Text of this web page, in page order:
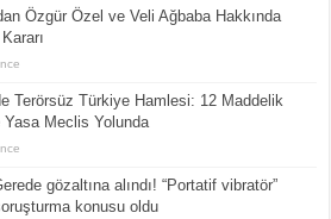
Özgür Özel ve Veli Ağbaba Hakkında
Terörsüz Türkiye Hamlesi: 12 Maddelik
Yasa Meclis Yolunda
gözaltına alındı! “Portatif vibratör”
konusu oldu